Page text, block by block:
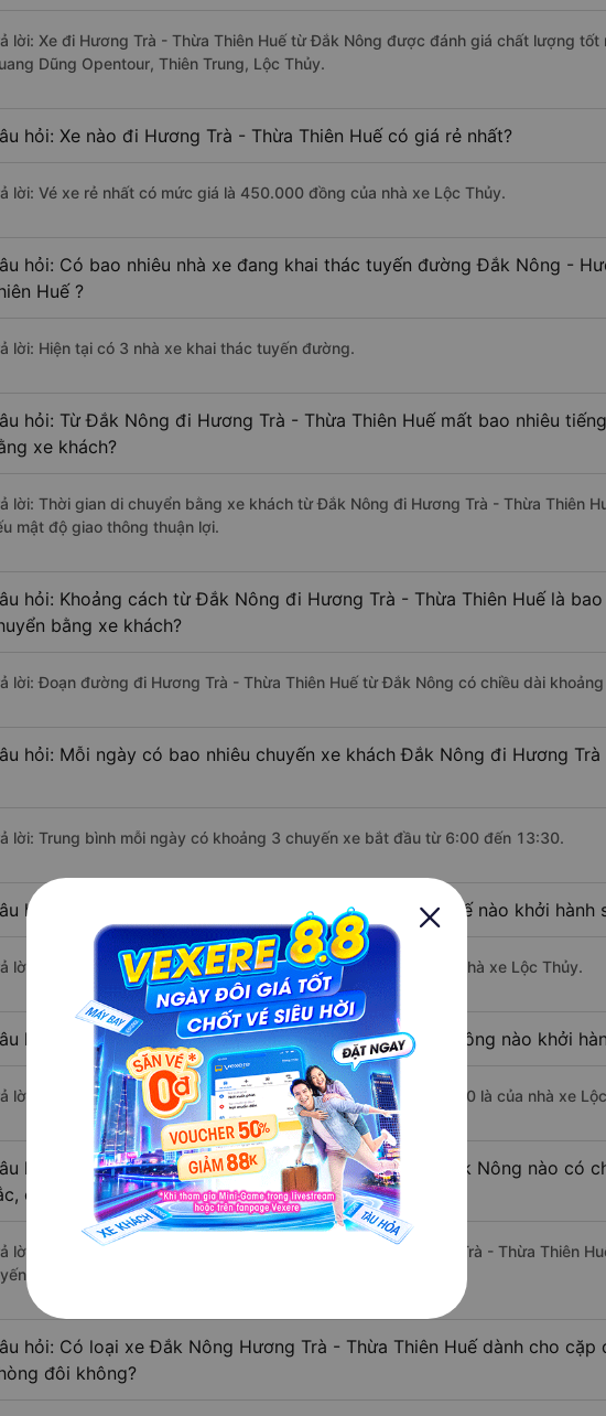
lời: Xe đi Hương Trà - Thừa Thiên Huế từ Đắk Nông được đánh giá chất lượng tốt
Dũng Opentour, Thiên Trung, Lộc Thủy.
hỏi: Xe nào đi Hương Trà - Thừa Thiên Huế có giá rẻ nhất?
lời: Vé xe rẻ nhất có mức giá là 450.000 đồng của nhà xe Lộc Thủy.
hỏi: Có bao nhiêu nhà xe đang khai thác tuyến đường Đắk Nông -
Huế ?
lời: Hiện tại có 3 nhà xe khai thác tuyến đường.
hỏi: Từ Đắk Nông đi Hương Trà - Thừa Thiên Huế mất bao nhiêu
xe khách?
lời: Thời gian di chuyển bằng xe khách từ Đắk Nông đi Hương Trà - Thừa Thiên
mật độ giao thông thuận lợi.
hỏi: Khoảng cách từ Đắk Nông đi Hương Trà - Thừa Thiên Huế là
bằng xe khách?
lời: Đoạn đường đi Hương Trà - Thừa Thiên Huế từ Đắk Nông có chiều dài
hỏi: Mỗi ngày có bao nhiêu chuyến xe khách Đắk Nông đi Hương Trà
lời: Trung bình mỗi ngày có khoảng 3 chuyến xe bắt đầu từ 6:00 đến 13:30.
hỏi: Nhà xe đi Đắk Nông Hương Trà - Thừa Thiên Huế nào khởi hành
lời: Chuyến xe có giờ xuất phát sớm nhất vào lúc 6:00 là của nhà xe Lộc Thủy.
hỏi: Nhà xe đi Hương Trà - Thừa Thiên Huế từ Đắk Nông nào khởi
lời: Chuyến xe có giờ xuất phát trễ (muộn) nhất là vào lúc 13:30 là của nhà xe
hỏi: Review xe đi Hương Trà - Thừa Thiên Huế từ Đắk Nông nào có
cao cấp nhất?
lời: Tạm thời chưa đủ review để đánh giá có nhà xe đi Hương Trà - Thừa Thiên
đường này có chất lượng xuất sắc.
hỏi: Có loại xe Đắk Nông Hương Trà - Thừa Thiên Huế dành cho cặp
đôi không?